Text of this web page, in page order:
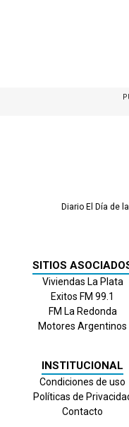
Diario El Día de
SITIOS
Viviendas La Plata
Exitos FM 99.1
FM La Redonda
Motores Argentinos
INSTITUCIONAL
Condiciones de uso
Políticas de
Contacto